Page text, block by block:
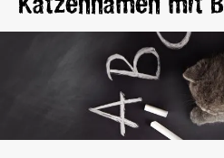
Katzennamen mit B